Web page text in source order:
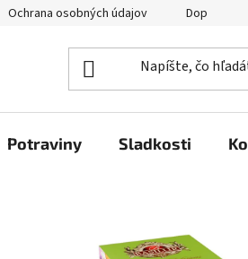
Ochrana osobných údajov Doprava a
Potraviny Sladkosti